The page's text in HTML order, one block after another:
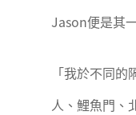
Jason便是其
「我於不同
人、鯉魚門、